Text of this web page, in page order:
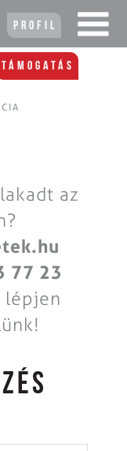
Profil
Támogatás
az
77 23
lépjen